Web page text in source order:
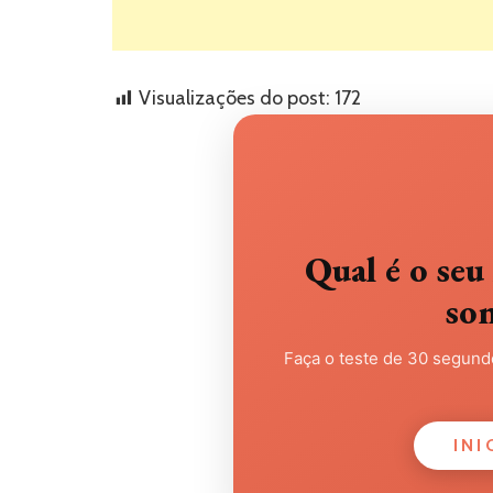
Visualizações do post: 172
Qual é o
Faça o teste de 30